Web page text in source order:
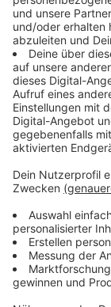
Es ist der
Westfalen-
sich zum
jetzt nicht
Ein großer
das bei uns im
jetzt einen
Nachwuchs
vorbereiten
schon kennen.